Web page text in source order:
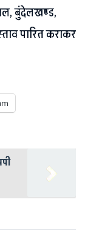
बुंदेलखण्ड,
पारित कराकर